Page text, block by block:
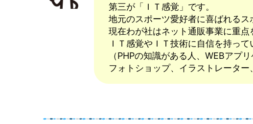
第三が「ＩＴ感覚」です。
地元のスポーツ愛好者に喜ばれるス
現在わが社はネット通販事業に重点
ＩＴ感覚やＩＴ技術に自信を持っ
（PHPの知識がある人、WEBアプ
フォトショップ、イラストレータ